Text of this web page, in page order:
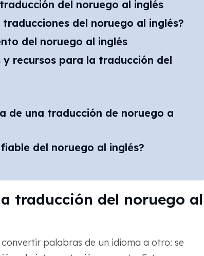
del noruego al inglés
del noruego al inglés?
del noruego al inglés
recursos para la traducción del
de una traducción de noruego a
del noruego al inglés?
traducción del noruego al
palabras de un idioma a otro: se